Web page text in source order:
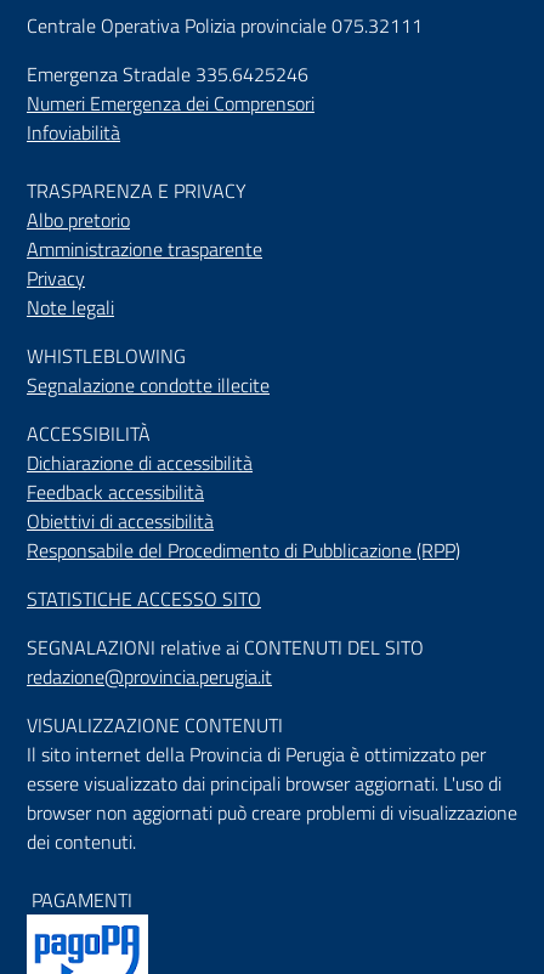
Centrale Operativa Polizia provinciale 075.32111
Emergenza Stradale 335.6425246
Numeri Emergenza dei Comprensori
Infoviabilità
TRASPARENZA E PRIVACY
Albo pretorio
Amministrazione trasparente
Privacy
Note legali
WHISTLEBLOWING
Segnalazione condotte illecite
ACCESSIBILITÀ
Dichiarazione di accessibilità
Feedback accessibilità
Obiettivi di accessibilità
Responsabile del Procedimento di Pubblicazione (RPP)
STATISTICHE ACCESSO SITO
SEGNALAZIONI relative ai CONTENUTI DEL SITO
redazione@provincia.perugia.it
VISUALIZZAZIONE CONTENUTI
Il sito internet della Provincia di Perugia è ottimizzato per
essere visualizzato dai principali browser aggiornati. L'uso di
browser non aggiornati può creare problemi di visualizzazione
dei contenuti.
PAGAMENTI